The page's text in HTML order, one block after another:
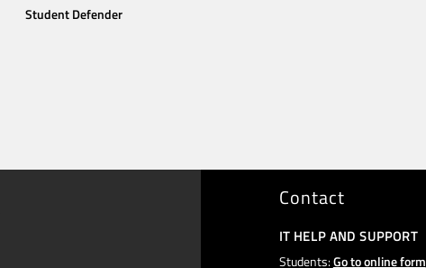
Student Defender
Contact
IT HELP AND SUPPORT
Students:Go to online form